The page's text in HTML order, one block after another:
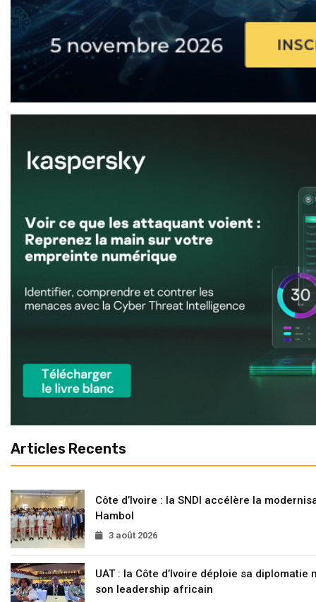
Articles Recents
Côte d’Ivoire : la SNDI accélère la
Hambol
3 août 2026
UAT : la Côte d’Ivoire déploie sa
son leadership africain